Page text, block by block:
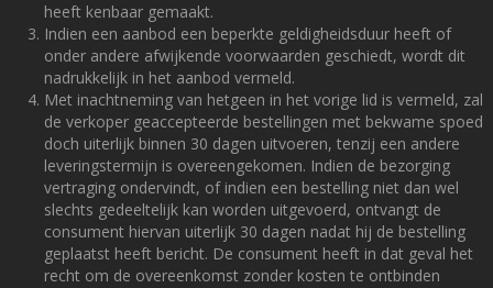
heeft kenbaar gemaakt.
Indien een aanbod een beperkte geldigheidsduur heeft of
onder andere afwijkende voorwaarden geschiedt, wordt dit
nadrukkelijk in het aanbod vermeld.
Met inachtneming van hetgeen in het vorige lid is vermeld, zal
de verkoper geaccepteerde bestellingen met bekwame spoed
doch uiterlijk binnen 30 dagen uitvoeren, tenzij een andere
leveringstermijn is overeengekomen. Indien de bezorging
vertraging ondervindt, of indien een bestelling niet dan wel
slechts gedeeltelijk kan worden uitgevoerd, ontvangt de
consument hiervan uiterlijk 30 dagen nadat hij de bestelling
geplaatst heeft bericht. De consument heeft in dat geval het
recht om de overeenkomst zonder kosten te ontbinden